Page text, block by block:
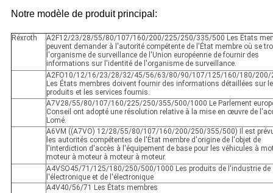
Notre modèle de produit principal:
Réxroth
A2F12/23/28/55/80/107/160/200/225/250/335/500 Les États
peuvent demander à l'autorité compétente de l'État membre où se
l'organisme de surveillance de l'Union européenne de fournir des
informations sur l'identité de l'organisme de surveillance.
A2FO10/12/16/23/28/32/45/56/63/80/90/107/125/160/180/200/
Les États membres doivent fournir des informations détaillées sur
produits et les services fournis.
A7V28/55/80/107/160/225/250/355/500/1000 Le Parlement
Conseil ont adopté une résolution relative à la mise en œuvre de
Lomé.
A6VM ((A7VO) 12/28/55/80/107/160/200/250/355/500) Il est
les autorités compétentes de l'État membre d'origine de l'objet de
l'interdiction d'accès à l'équipement de base pour les véhicules à
moteur à moteur à moteur à moteur.
A4VSO45/71/125/180/250/500/1000 Les produits de l'industrie de
l'électronique et de l'électronique
A4V40/56/71 Les États membres